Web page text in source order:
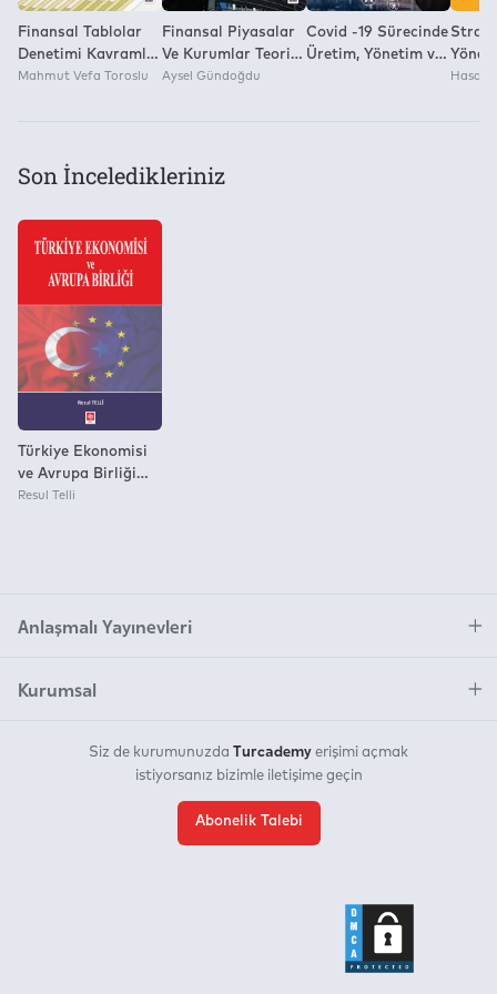
Finansal Tablolar
Denetimi Kavramlar
– Denetim Süreci –
Mahmut Vefa Toroslu
Finansal Piyasalar
Ve Kurumlar Teori
Ve Türkiye
Aysel Gündoğdu
Covid -19 Sürecinde
Üretim, Yönetim ve
Hasan
Son İnceledikleriniz
Türkiye Ekonomisi
ve Avrupa Birliği
Resul Telli
Resul Telli
Anlaşmalı Yayınevleri
Kurumsal
Siz de kurumunuzda Turcademy erişimi açmak
istiyorsanız bizimle iletişime geçin
Abonelik Talebi